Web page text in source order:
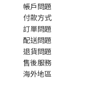
帳戶問題
付款方式
訂單問題
配送問題
退貨問題
售後服務
海外地區